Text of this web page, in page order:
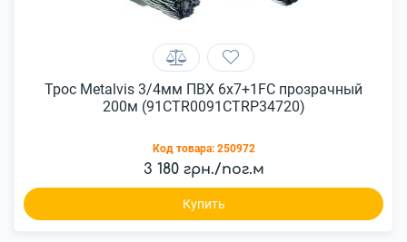
Трос Metalvis 3/4мм ПВХ 6х7+1FC прозрачный
200м (91CTR0091CTRP34720)
Код товара: 250972
3 180 грн./пог.м
Купить